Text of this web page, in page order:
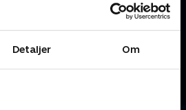
Detaljer Om
TV